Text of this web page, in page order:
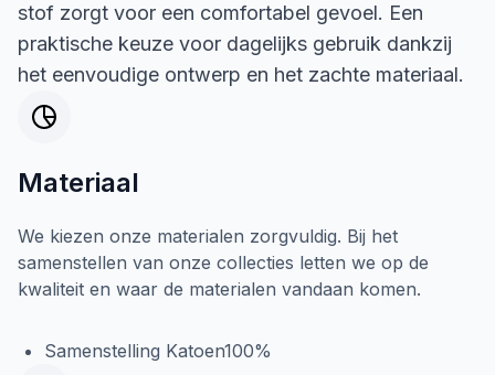
stof zorgt voor een comfortabel gevoel. Een
praktische keuze voor dagelijks gebruik dankzij
het eenvoudige ontwerp en het zachte materiaal.
Materiaal
We kiezen onze materialen zorgvuldig. Bij het
samenstellen van onze collecties letten we op de
kwaliteit en waar de materialen vandaan komen.
Samenstelling Katoen100%